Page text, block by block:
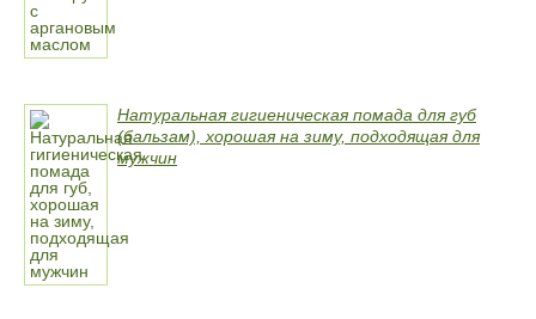
Натуральная гигиеническая помада для губ
(бальзам), хорошая на зиму, подходящая для
мужчин